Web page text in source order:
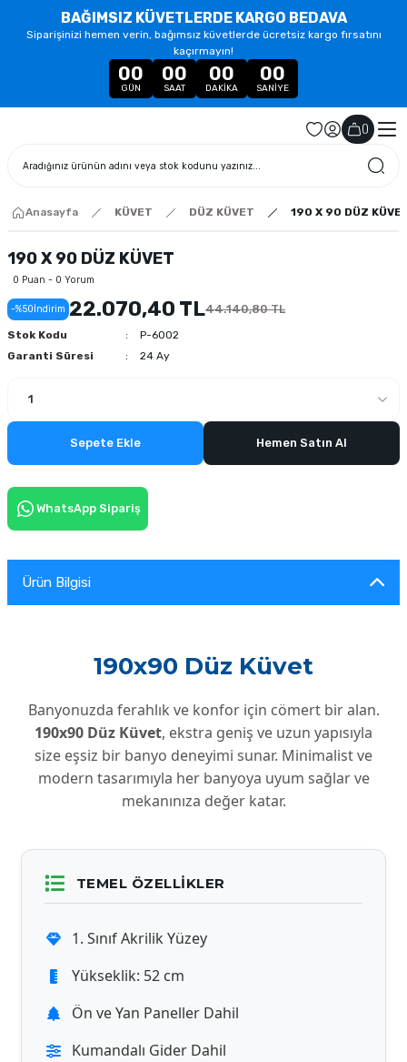
BAĞIMSIZ KÜVETLERDE KARGO BEDAVA
Siparişinizi hemen verin, bağımsız küvetlerde ücretsiz kargo fırsatını
kaçırmayın!
00
GÜN
00
SAAT
00
DAKIKA
00
SANIYE
()
Anasayfa KÜVET DÜZ KÜVET 190 X 90 DÜZ
190 X 90 DÜZ KÜVET
0 Puan - 0 Yorum
-%50İndirim 22.070,40 TL44.140,80 TL
Stok Kodu
P-6002
Garanti Süresi
24 Ay
Sepete Ekle Hemen Satın Al
WhatsApp Sipariş
Ürün Bilgisi
190x90 Düz Küvet
Banyonuzda ferahlık ve konfor için cömert bir alan.
190x90 Düz Küvet, ekstra geniş ve uzun yapısıyla
size eşsiz bir banyo deneyimi sunar. Minimalist ve
modern tasarımıyla her banyoya uyum sağlar ve
mekanınıza değer katar.
TEMEL ÖZELLIKLER
1. Sınıf Akrilik Yüzey
Yükseklik: 52 cm
Ön ve Yan Paneller Dahil
Kumandalı Gider Dahil